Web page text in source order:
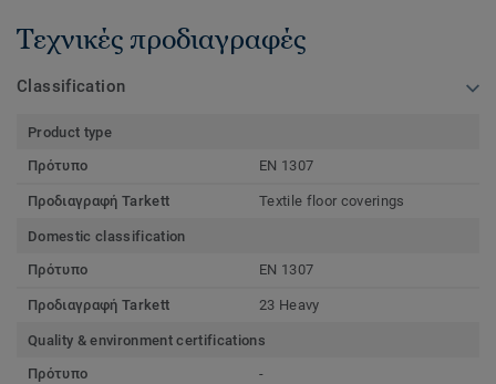
Τεχνικές προδιαγραφές
Classification
Product type
Πρότυπο
EN 1307
Προδιαγραφή Tarkett Textile floor coverings
Domestic classification
Πρότυπο
EN 1307
Προδιαγραφή Tarkett 23 Heavy
Quality & environment certifications
Πρότυπο
-